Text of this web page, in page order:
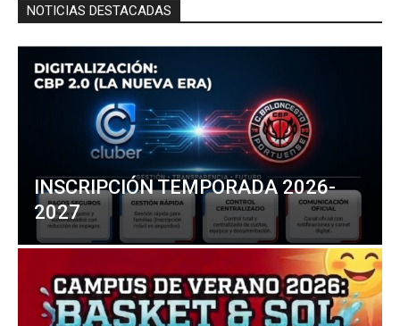
NOTICIAS DESTACADAS
INSCRIPCIÓN TEMPORADA 2026-
2027